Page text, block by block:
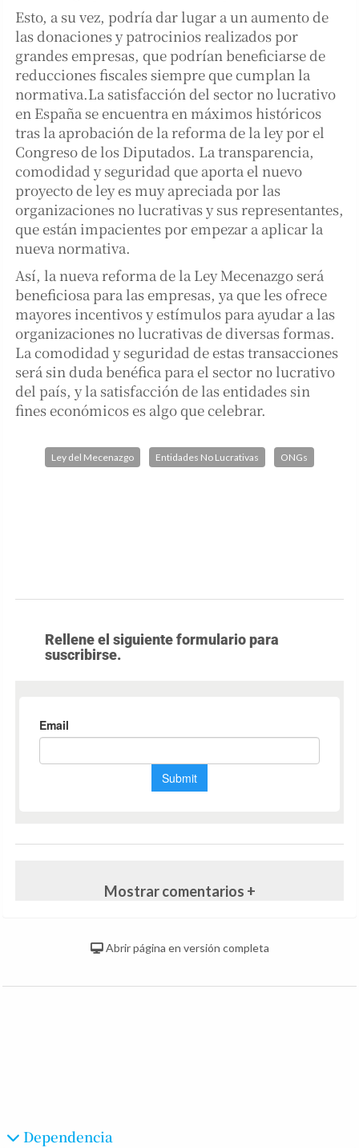
Esto, a su vez, podría dar lugar a un aumento de
las donaciones y patrocinios realizados por
grandes empresas, que podrían beneficiarse de
reducciones fiscales siempre que cumplan la
normativa.La satisfacción del sector no lucrativo
en España se encuentra en máximos históricos
tras la aprobación de la reforma de la ley por el
Congreso de los Diputados. La transparencia,
comodidad y seguridad que aporta el nuevo
proyecto de ley es muy apreciada por las
organizaciones no lucrativas y sus representantes,
que están impacientes por empezar a aplicar la
nueva normativa.
Así, la nueva reforma de la Ley Mecenazgo será
beneficiosa para las empresas, ya que les ofrece
mayores incentivos y estímulos para ayudar a las
organizaciones no lucrativas de diversas formas.
La comodidad y seguridad de estas transacciones
será sin duda benéfica para el sector no lucrativo
del país, y la satisfacción de las entidades sin
fines económicos es algo que celebrar.
Ley del Mecenazgo Entidades No Lucrativas ONGs
Rellene el siguiente formulario para
suscribirse.
Mostrar comentarios +
Abrir página en versión completa
Dependencia